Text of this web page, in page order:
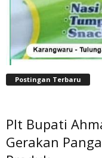
Postingan Terbaru
Plt Bupati
Gerakan